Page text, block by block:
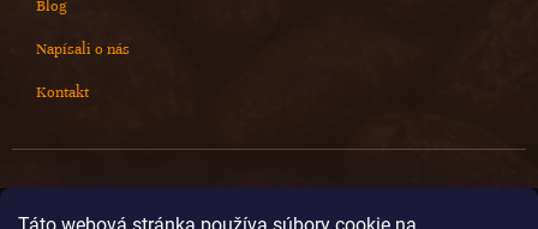
Blog
Napísali o nás
Kontakt